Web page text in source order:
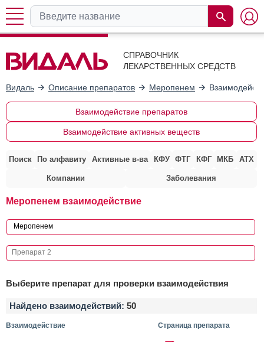
СПРАВОЧНИК
ЛЕКАРСТВЕННЫХ СРЕДСТВ
Видаль Описание препаратов Меропенем
Взаимодействие препаратов
Взаимодействие активных веществ
Поиск По алфавиту Активные в-ва КФУ ФТГ КФГ МКБ АТХ
Компании Заболевания
Меропенем взаимодействие
Выберите препарат для проверки взаимодействия
Найдено взаимодействий: 50
Взаимодействие Страница препарата